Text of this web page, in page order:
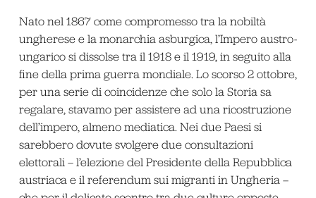
Nato nel 1867 come compromesso tra la nobiltà
ungherese e la monarchia asburgica, l’Impero austro-
ungarico si dissolse tra il 1918 e il 1919, in seguito alla
fine della prima guerra mondiale. Lo scorso 2 ottobre,
per una serie di coincidenze che solo la Storia sa
regalare, stavamo per assistere ad una ricostruzione
dell’impero, almeno mediatica. Nei due Paesi si
sarebbero dovute svolgere due consultazioni
elettorali – l’elezione del Presidente della Repubblica
austriaca e il referendum sui migranti in Ungheria –